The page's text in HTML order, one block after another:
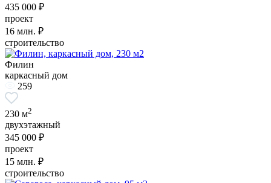
435 000 ₽
проект
16 млн. ₽
строительство
Филин
каркасный дом
259
230 м2
двухэтажный
345 000 ₽
проект
15 млн. ₽
строительство